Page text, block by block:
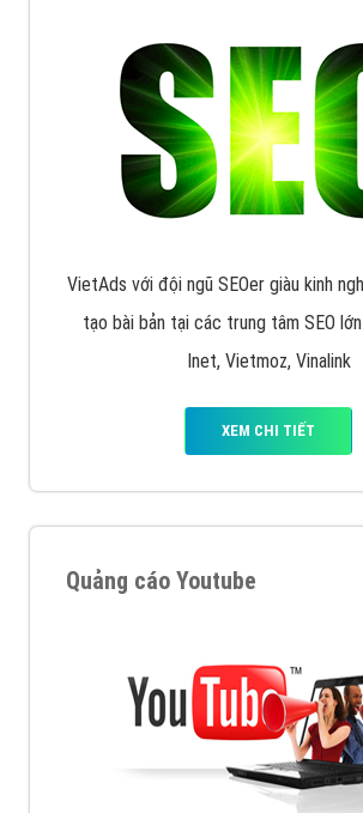
VietAds với đội ngũ SEOer giàu kinh
tạo bài bản tại các trung tâm SEO
Inet, Vietmoz, Vinalink
XEM CHI TIẾT
Quảng cáo Youtube